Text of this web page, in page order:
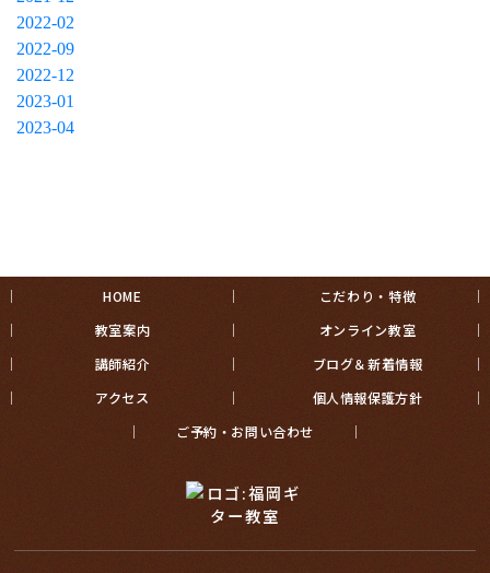
2022-02
2022-09
2022-12
2023-01
2023-04
HOME
こだわり・特徴
教室案内
オンライン教室
講師紹介
ブログ＆新着情報
アクセス
個人情報保護方針
ご予約・お問い合わせ